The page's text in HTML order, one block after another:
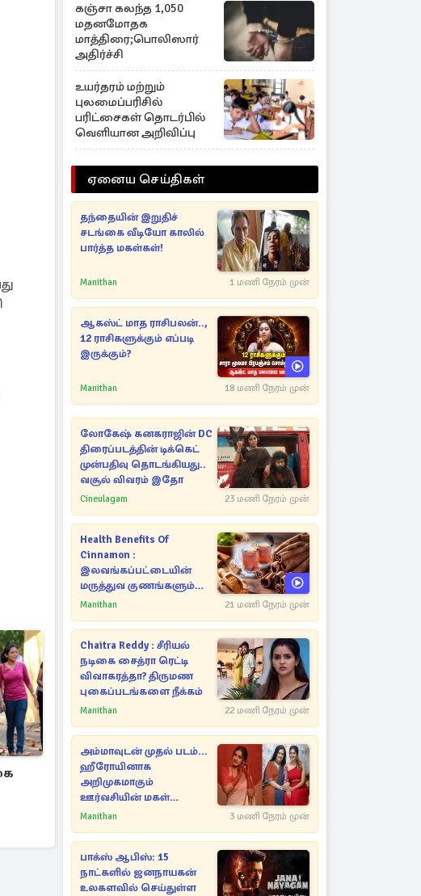
கஞ்சா கலந்த 1,050
மதனமோதக
மாத்திரை;பொலிஸார்
அதிர்ச்சி
உயர்தரம் மற்றும்
புலமைப்பரிசில்
பரிட்சைகள் தொடர்பில்
வெளியான அறிவிப்பு
ஏனைய செய்திகள்
தந்தையின் இறுதிச்
சடங்கை வீடியோ காலில்
பார்த்த மகள்கள்!
Manithan 1 மணி நேரம் முன்
ஆகஸ்ட் மாத ராசிபலன்..,
12 ராசிகளுக்கும் எப்படி
இருக்கும்?
Manithan 18 மணி நேரம் முன்
லோகேஷ் கனகராஜின் DC
திரைப்படத்தின் டிக்கெட்
முன்பதிவு தொடங்கியது..
வசூல் விவரம் இதோ
Cineulagam 23 மணி நேரம் முன்
Health Benefits Of
Cinnamon :
இலவங்கப்பட்டையின்
மருத்துவ குணங்களும்
ஆரோக்கிய
Manithan 21 மணி நேரம் முன்
Chaitra Reddy : சீரியல்
நடிகை சைத்ரா ரெட்டி
விவாகரத்தா? திருமண
புகைப்படங்களை நீக்கம்
Manithan 22 மணி நேரம் முன்
அம்மாவுடன் முதல் படம்...
ஹீரோயினாக
அறிமுகமாகும்
ஊர்வசியின் மகள்
தேஜலட்சுமி!
Manithan 3 மணி நேரம் முன்
பாக்ஸ் ஆபிஸ்: 15
நாட்களில் ஜனநாயகன்
உலகளவில் செய்துள்ள